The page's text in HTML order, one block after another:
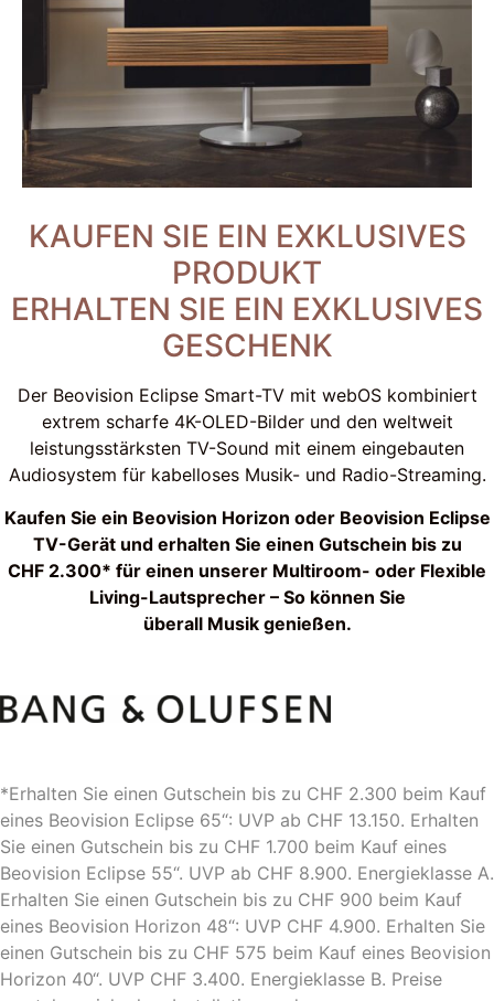
KAUFEN SIE EIN EXKLUSIVES
PRODUKT
ERHALTEN SIE EIN EXKLUSIVES
GESCHENK
Der Beovision Eclipse Smart-TV mit webOS kombiniert
extrem scharfe 4K-OLED-Bilder und den weltweit
leistungsstärksten TV-Sound mit einem eingebauten
Audiosystem für kabelloses Musik- und Radio-Streaming.
Kaufen Sie ein Beovision Horizon oder Beovision Eclipse
TV-Gerät und erhalten Sie einen Gutschein bis zu
CHF 2.300* für einen unserer Multiroom- oder Flexible
Living-Lautsprecher – So können Sie
überall Musik genießen.
*Erhalten Sie einen Gutschein bis zu CHF 2.300 beim Kauf
eines Beovision Eclipse 65“: UVP ab CHF 13.150. Erhalten
Sie einen Gutschein bis zu CHF 1.700 beim Kauf eines
Beovision Eclipse 55“. UVP ab CHF 8.900. Energieklasse A.
Erhalten Sie einen Gutschein bis zu CHF 900 beim Kauf
eines Beovision Horizon 48“: UVP CHF 4.900. Erhalten Sie
einen Gutschein bis zu CHF 575 beim Kauf eines Beovision
Horizon 40“. UVP CHF 3.400. Energieklasse B. Preise